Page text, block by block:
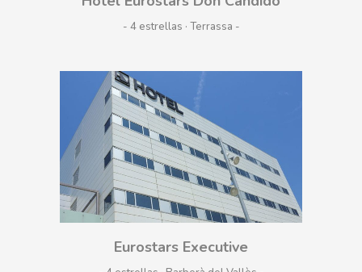
- 4 estrellas · Terrassa
Eurostars Executive